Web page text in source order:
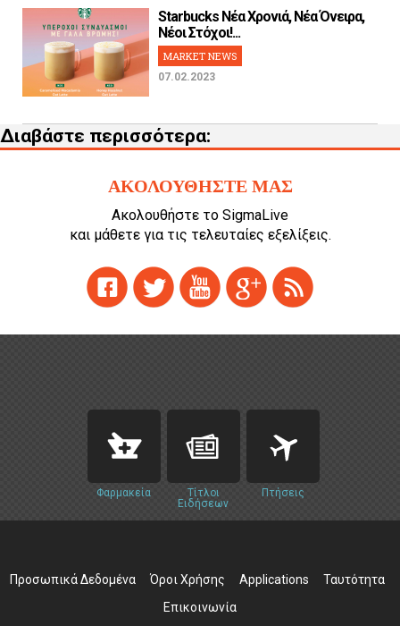
Starbucks Νέα Χρονιά, Νέα Όνειρα,
Νέοι Στόχοι!...
MARKET NEWS
07.02.2023
Διαβάστε περισσότερα:
ΑΚΟΛΟΥΘΗΣΤΕ ΜΑΣ
Ακολουθήστε το SigmaLive
και μάθετε για τις τελευταίες εξελίξεις.
Φαρμακεία
Τίτλοι
Ειδήσεων
Πτήσεις
Προσωπικά Δεδομένα Όροι Χρήσης Applications
Ταυτότητα
Επικοινωνία